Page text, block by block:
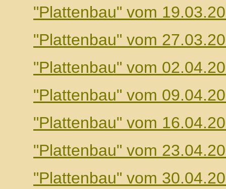
"Plattenbau" vom
"Plattenbau" vom
"Plattenbau" vom
"Plattenbau" vom
"Plattenbau" vom
"Plattenbau" vom
"Plattenbau" vom